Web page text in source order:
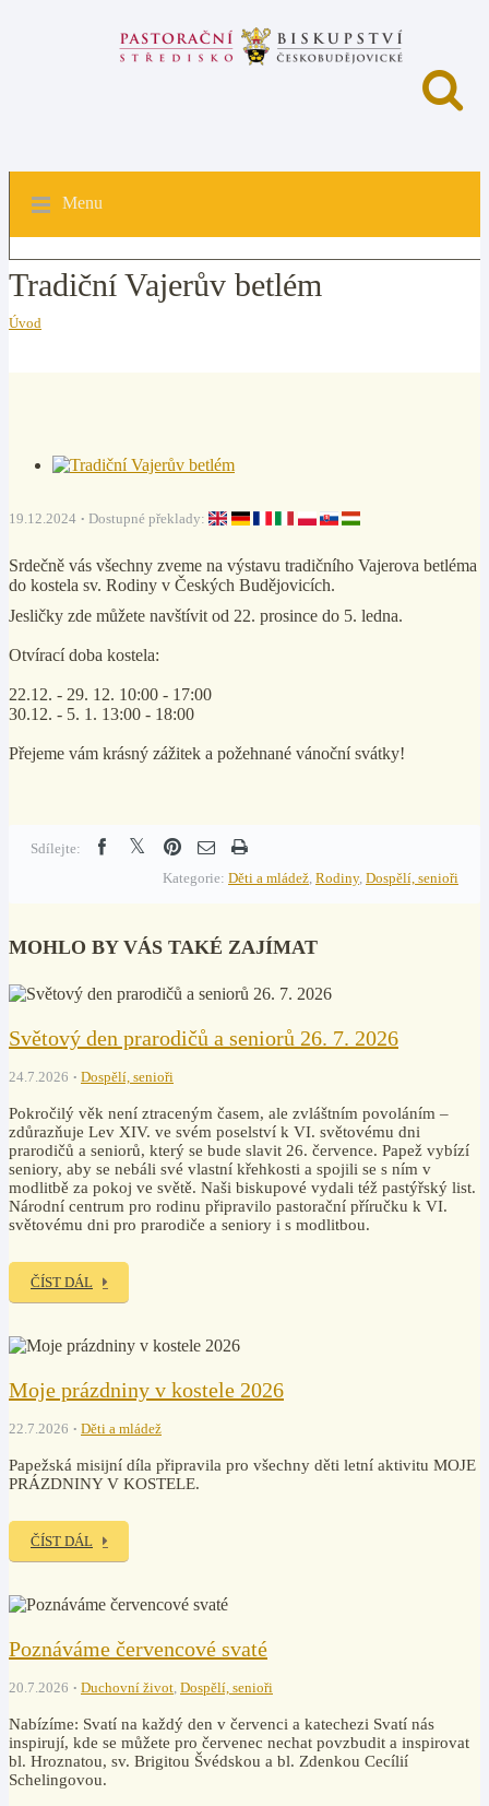
Menu
Tradiční Vajerův betlém
Úvod
19.12.2024 Dostupné překlady:
Srdečně vás všechny zveme na výstavu tradičního Vajerova betléma
do kostela sv. Rodiny v Českých Budějovicích.
Jesličky zde můžete navštívit od 22. prosince do 5. ledna.
Otvírací doba kostela:
22.12. - 29. 12. 10:00 - 17:00
30.12. - 5. 1. 13:00 - 18:00
Přejeme vám krásný zážitek a požehnané vánoční svátky!
Sdílejte:
Kategorie: Děti a mládež, Rodiny, Dospělí, senioři
MOHLO BY VÁS TAKÉ ZAJÍMAT
Světový den prarodičů a seniorů 26. 7. 2026
24.7.2026 Dospělí, senioři
Pokročilý věk není ztraceným časem, ale zvláštním povoláním –
zdůrazňuje Lev XIV. ve svém poselství k VI. světovému dni
prarodičů a seniorů, který se bude slavit 26. července. Papež vybízí
seniory, aby se nebáli své vlastní křehkosti a spojili se s ním v
modlitbě za pokoj ve světě. Naši biskupové vydali též pastýřský list.
Národní centrum pro rodinu připravilo pastorační příručku k VI.
světovému dni pro prarodiče a seniory i s modlitbou.
ČÍST DÁL
Moje prázdniny v kostele 2026
22.7.2026 Děti a mládež
Papežská misijní díla připravila pro všechny děti letní aktivitu MOJE
PRÁZDNINY V KOSTELE.
ČÍST DÁL
Poznáváme červencové svaté
20.7.2026 Duchovní život, Dospělí, senioři
Nabízíme: Svatí na každý den v červenci a katechezi Svatí nás
inspirují, kde se můžete pro červenec nechat povzbudit a inspirovat
bl. Hroznatou, sv. Brigitou Švédskou a bl. Zdenkou Cecílií
Schelingovou.